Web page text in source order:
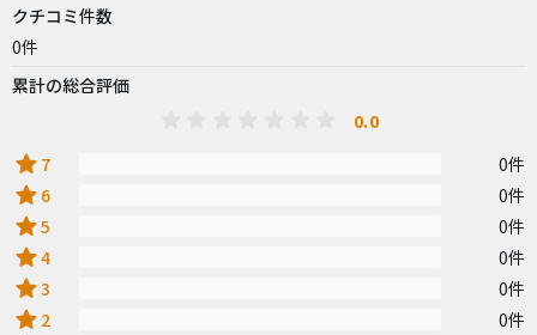
クチコミ件数
0件
累計の総合評価
0.0
star 7 0件
star 6 0件
star5 0件
star4 0件
star3 0件
star 2 0件